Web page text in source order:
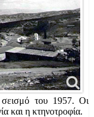
σεισμό του 1957. Οι
και η κτηνοτροφία.